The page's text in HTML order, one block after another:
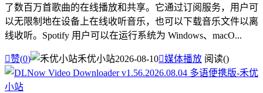
了数百万首歌曲的在线播放和共享。它通过订阅服务，用户可
以无限制地在设备上在线收听音乐，也可以下载音乐文件以离
线收听。Spotify 用户可以在运行系统为 Windows、macO...
赞(0) 禾优小站2026-08-10媒体播放 阅读()